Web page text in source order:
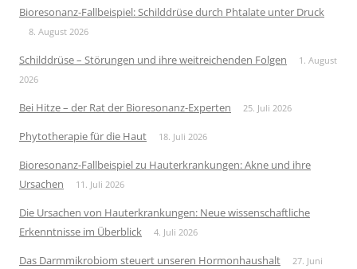
Bioresonanz-Fallbeispiel: Schilddrüse durch Phtalate unter Druck
8. August 2026
Schilddrüse – Störungen und ihre weitreichenden Folgen
1. August
2026
Bei Hitze – der Rat der Bioresonanz-Experten 25. Juli 2026
Phytotherapie für die Haut 18. Juli 2026
Bioresonanz-Fallbeispiel zu Hauterkrankungen: Akne und ihre
Ursachen
11. Juli 2026
Die Ursachen von Hauterkrankungen: Neue wissenschaftliche
Erkenntnisse im Überblick
4. Juli 2026
Das Darmmikrobiom steuert unseren Hormonhaushalt
27. Juni